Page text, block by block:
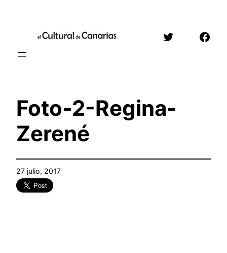
contenido
Twitter
Foto-2-Regina-
Zerené
27 julio, 2017